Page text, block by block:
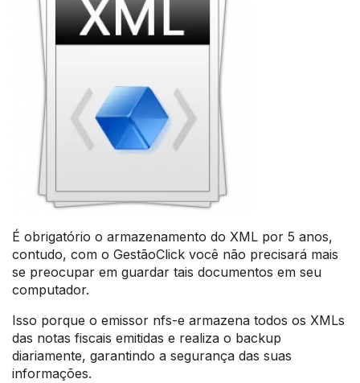
É obrigatório o armazenamento do XML por 5 anos,
contudo, com o GestãoClick você não precisará mais
se preocupar em guardar tais documentos em seu
computador.
Isso porque o emissor nfs-e armazena todos os XMLs
das notas fiscais emitidas e realiza o backup
diariamente, garantindo a segurança das suas
informações.